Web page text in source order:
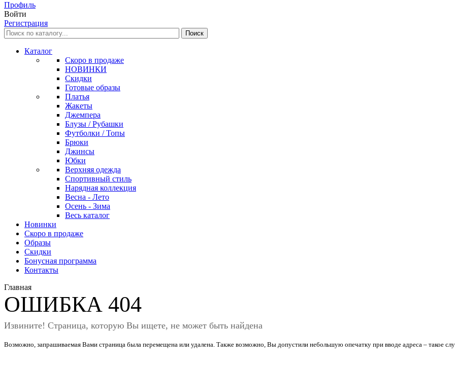
Профиль
Войти
Регистрация
Каталог
Скоро в продаже
НОВИНКИ
Скидки
Готовые образы
Платья
Жакеты
Джемпера
Блузы / Рубашки
Футболки / Топы
Брюки
Джинсы
Юбки
Верхняя одежда
Спортивный стиль
Нарядная коллекция
Весна - Лето
Осень - Зима
Весь каталог
Новинки
Скоро в продаже
Образы
Скидки
Бонусная программа
Контакты
Главная
ОШИБКА 404
Извините! Страница, которую Вы ищете, не может быть найдена
Возможно, запрашиваемая Вами страница была перемещена или удалена. Также возможно, Вы допустили небольшую опечатку при вводе адреса – такое